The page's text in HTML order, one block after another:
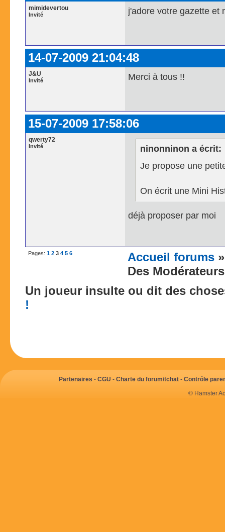
mimidevertou
Invité j'adore votre gazette et
14-07-2009 21:04:48
J&U
Invité Merci à tous !!
15-07-2009 17:58:06
qwerty72
Invité
ninonninon a écrit:
Je propose une
On écrit une Mini
déjà proposer par moi
Pages: 1 2 3 4 5 6 Accueil forums
Des
Un joueur insulte ou dit des
!
Partenaires - CGU - Charte du forum/tchat- Contrôle
© Hamster